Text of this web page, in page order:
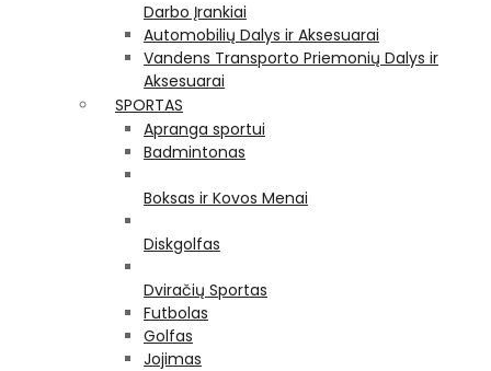
Darbo Įrankiai
Automobilių Dalys ir Aksesuarai
Vandens Transporto Priemonių Dalys ir
Aksesuarai
SPORTAS
Apranga sportui
Badmintonas
Boksas ir Kovos Menai
Diskgolfas
Dviračių Sportas
Futbolas
Golfas
Jojimas